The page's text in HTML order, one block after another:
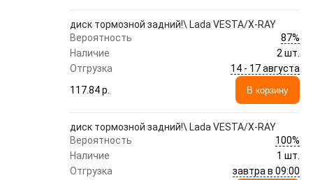
диск тормозной задний!\ Lada VESTA/X-RAY
Вероятность
87%
Наличие
2 шт.
Отгрузка
14 - 17 августа
117.84 p.
В корзину
диск тормозной задний!\ Lada VESTA/X-RAY
Вероятность
100%
Наличие
1 шт.
Отгрузка
завтра в 09:00